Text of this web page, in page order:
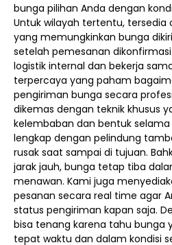
bunga pilihan Anda dengan
Untuk wilayah tertentu, tersedia
yang memungkinkan bunga
setelah pemesanan
logistik internal dan bekerja
terpercaya yang paham
pengiriman bunga secara
dikemas dengan teknik khusus
kelembaban dan bentuk
lengkap dengan pelindung
rusak saat sampai di tujuan.
jarak jauh, bunga tetap tiba
menawan. Kami juga
pesanan secara real time agar
status pengiriman kapan saja.
bisa tenang karena tahu bunga
tepat waktu dan dalam kondisi